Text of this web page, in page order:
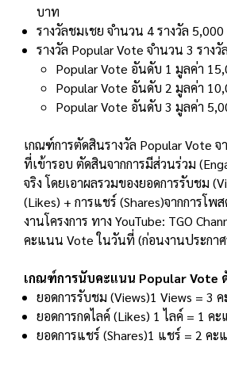
บาท
รางวัลชมเชย จํานวน 4 รางวัล
รางวัล Popular Vote จํานวน 3 รางวัล
Popular Vote อันดับ 1 มูลค่า
Popular Vote อันดับ 2 มูลค่า
Popular Vote อันดับ 3 มูลค่า
เกณฑ์การตัดสินรางวัล Popular Vote จ
ที่เข้ารอบ ตัดสินจากการมีส่วนร่วม
จริง โดยเอาผลรวมของยอดการรับชม
(Likes) + การแชร์ (Shares)จากการโพ
งานโครงการ ทาง YouTube: TGO
คะแนน Vote ในวันที่ (ก่อนงานประกาศ
เกณฑ์การนับคะแนน Popular Vote
ยอดการรับชม (Views)1 Views = 3
ยอดการกดไลค์ (Likes) 1 ไลค์ = 1 ค
ยอดการแชร์ (Shares)1 แชร์ = 2 คะ